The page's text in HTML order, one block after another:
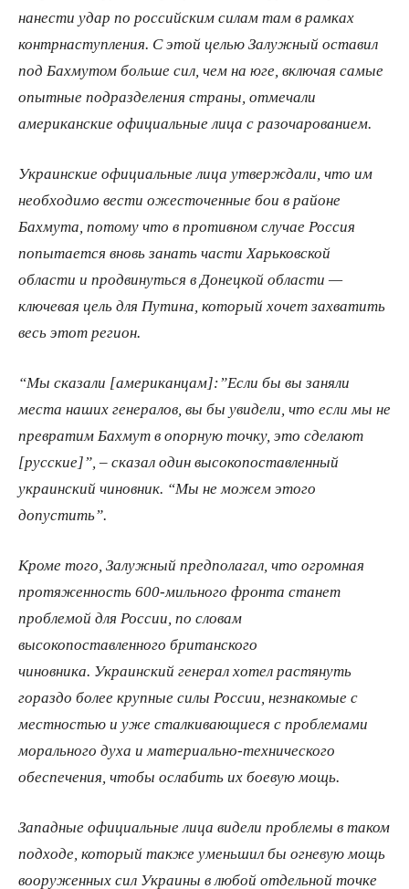
нанести удар по российским силам там в рамках
контрнаступления. С этой целью Залужный оставил
под Бахмутом больше сил, чем на юге, включая самые
опытные подразделения страны, отмечали
американские официальные лица с разочарованием.
Украинские официальные лица утверждали, что им
необходимо вести ожесточенные бои в районе
Бахмута, потому что в противном случае Россия
попытается вновь занать части Харьковской
области и продвинуться в Донецкой области —
ключевая цель для Путина, который хочет захватить
весь этот регион.
“Мы сказали [американцам]:”Если бы вы заняли
места наших генералов, вы бы увидели, что если мы не
превратим Бахмут в опорную точку, это сделают
[русские]”, – сказал один высокопоставленный
украинский чиновник. “Мы не можем этого
допустить”.
Кроме того, Залужный предполагал, что огромная
протяженность 600-​мильного фронта станет
проблемой для России, по словам
высокопоставленного британского
чиновника. Украинский генерал хотел растянуть
гораздо более крупные силы России, незнакомые с
местностью и уже сталкивающиеся с проблемами
морального духа и материально-​технического
обеспечения, чтобы ослабить их боевую мощь.
Западные официальные лица видели проблемы в таком
подходе, который также уменьшил бы огневую мощь
вооруженных сил Украины в любой отдельной точке